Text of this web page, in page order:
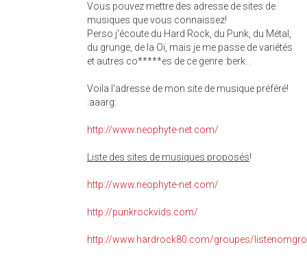
Vous pouvez mettre des adresse de sites de
musiques que vous connaissez!
Perso j'écoute du Hard Rock, du Punk, du Métal,
du grunge, de la Oï, mais je me passe de variétés
et autres co*****es de ce genre :berk: .
Voila l'adresse de mon site de musique préféré!
:aaarg:
http://www.neophyte-net.com/
Liste des sites de musiques proposés!
http://www.neophyte-net.com/
http://punkrockvids.com/
http://www.hardrock80.com/groupes/